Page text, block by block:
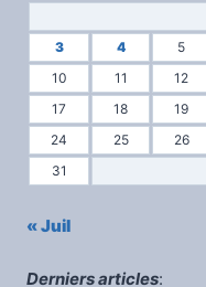
3
4 5
10
11 12
17
18 19
24
25 26
31
« Juil
Derniers articles: